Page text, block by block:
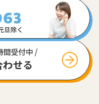
旦除く
間受付中 /
せる